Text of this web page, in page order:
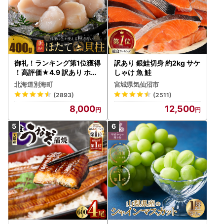
御礼！ランキング第1位獲得
！高評価★4.9 訳あり ホタ
テ 400g（ほたて 帆立 貝柱
冷凍 ）
北海道別海町
(2893)
8,000
訳あり 銀鮭切身 約2kg サケ
しゃけ 魚 鮭
宮城県気仙沼市
(2511)
12,500